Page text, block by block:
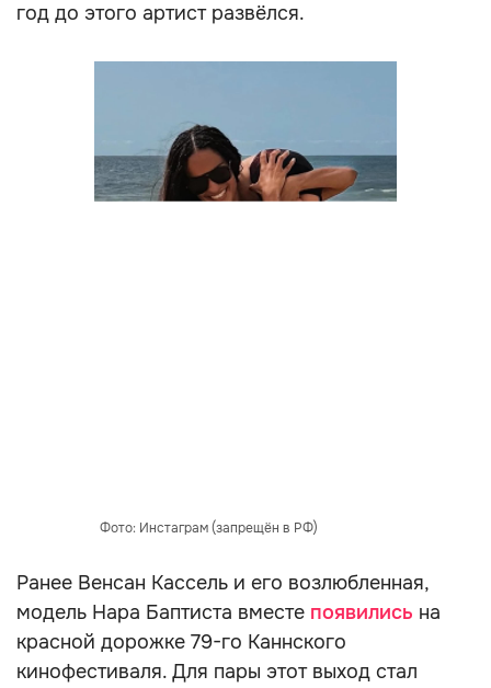
год до этого артист развёлся.
Фото: Инстаграм (запрещён в РФ)
Ранее Венсан Кассель и его возлюбленная,
модель Нара Баптиста вместе появились на
красной дорожке 79-го Каннского
кинофестиваля. Для пары этот выход стал